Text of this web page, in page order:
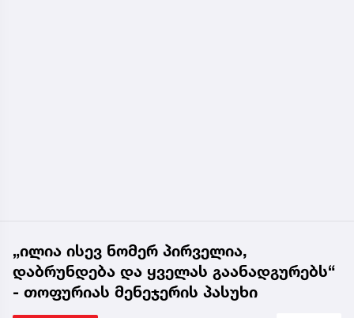
„ილია ისევ ნომერ პირველია,
დაბრუნდება და ყველას გაანადგურებს“
- თოფურიას მენეჯერის პასუხი